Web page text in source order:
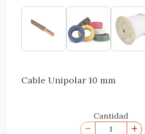
Cable Unipolar 10 mm
Cantidad